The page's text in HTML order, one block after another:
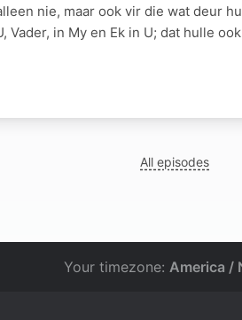
nie, maar ook vir die wat deur
Vader, in My en Ek in U; dat hulle
All episodes
Your timezone: America /